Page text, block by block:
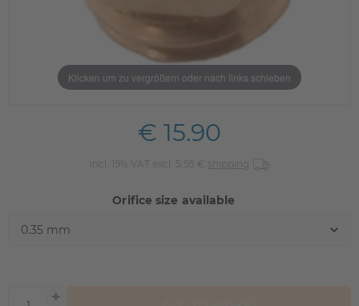
Klicken um zu vergrößern oder nach links schieben
€ 15.90
incl. 19% VAT excl. 5,95 € shipping
Orifice size available